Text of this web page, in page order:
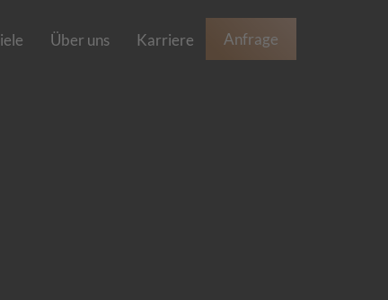
Über uns Karriere Anfrage